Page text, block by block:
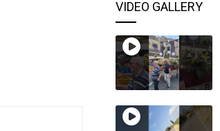
VIDEO GALLERY